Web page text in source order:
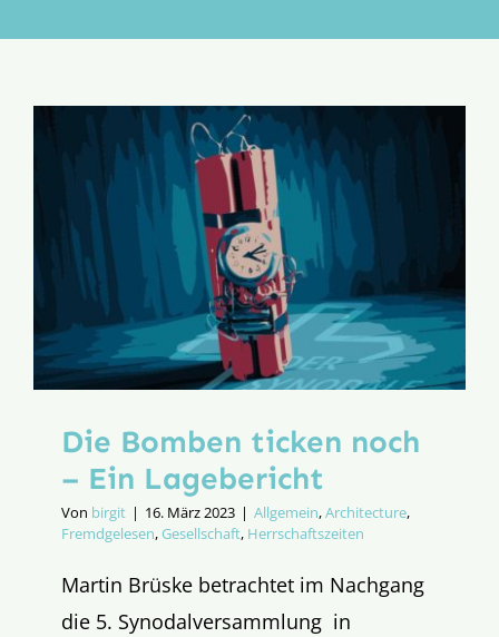
Aktion
Die Bomben ticken noch
– Ein Lagebericht
Von birgit | 16. März 2023 | Allgemein,Architecture,
Fremdgelesen,Gesellschaft, Herrschaftszeiten
Martin Brüske betrachtet im Nachgang
die 5. Synodalversammlung in